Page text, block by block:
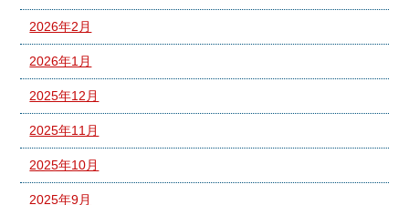
2026年2月
2026年1月
2025年12月
2025年11月
2025年10月
2025年9月